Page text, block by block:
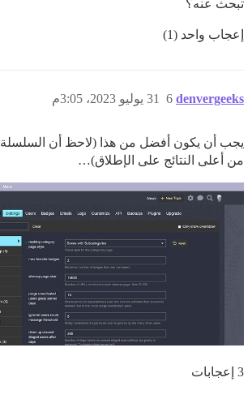
تبحث عنه؟
إعجاب واحد (1)
denvergeeks 31 يوليو 2023، 3:05م 6
يجب أن يكون أفضل من هذا (لاحظ أن السلسلة
من أعلى النتائج على الإطلاق)…
3 إعجابات